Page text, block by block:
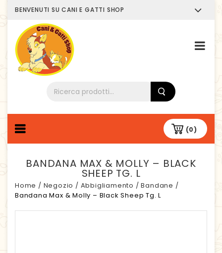
BENVENUTI SU CANI E GATTI SHOP
(0)
BANDANA MAX & MOLLY – BLACK
SHEEP TG. L
Home / Negozio / Abbigliamento /Bandane /
Bandana Max & Molly – Black Sheep Tg. L